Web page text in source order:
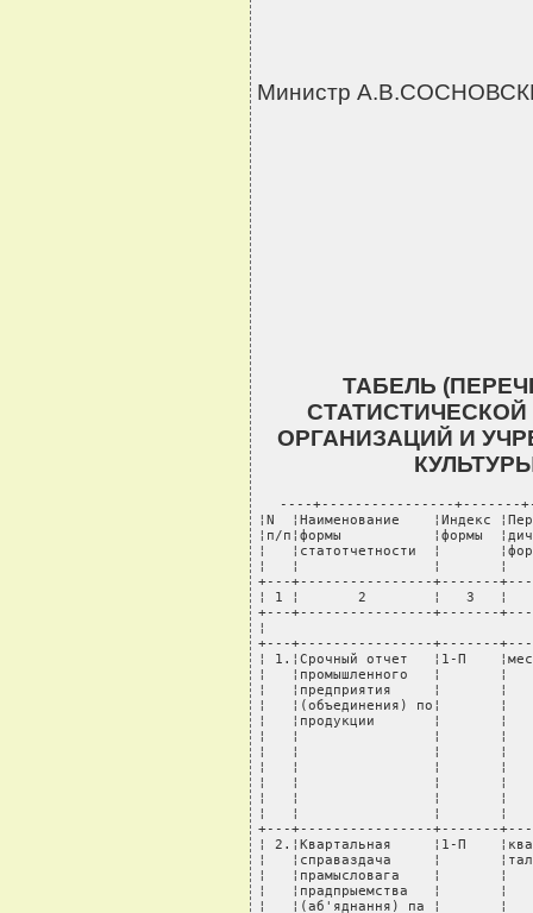
Министр
ТАБЕЛЬ
ОРГАНИЗАЦИЙ И
----+----------------+-------+--------+---------------+----------------------+-----
¦N  ¦Наименование    ¦Индекс ¦Перио-  ¦Кто            ¦Кому представляется   ¦Срок     ¦
¦п/п¦формы           ¦формы  ¦дичность¦представляет   ¦форма                 ¦предс-   ¦
¦   ¦статотчетности  ¦       ¦формы   ¦форму          ¦                      ¦тавления ¦
¦   ¦                ¦       ¦        ¦               ¦                      ¦формы    ¦
+---+----------------+-------+--------+---------------+----------------------+---------+
¦ 1 ¦       2        ¦   3   ¦   4    ¦       5       ¦          6           ¦    7    ¦
+---+----------------+-------+--------+---------------+----------------------+---------+
¦                                   Промышленность                                     ¦
+---+----------------+-------+--------+---------------+----------------------+---------+
¦ 1.¦Срочный отчет   ¦1-П    ¦месячная¦Промышленные   ¦1. Статистическому    ¦На 2-й   ¦
¦   ¦промышленного   ¦       ¦        ¦предприятия    ¦органу по указанию    ¦рабочий  ¦
¦   ¦предприятия     ¦       ¦        ¦всех форм      ¦областного (Минского  ¦день     ¦
¦   ¦(объединения) по¦       ¦        ¦собственности, ¦городского) управлений¦после    ¦
¦   ¦продукции       ¦       ¦        ¦кроме          ¦статистики            ¦отчетного¦
¦   ¦                ¦       ¦        ¦предприятий,   +----------------------+периода  ¦
¦   ¦                ¦       ¦        ¦составляющих   ¦2. Своей вышестоящей  ¦         ¦
¦   ¦                ¦       ¦        ¦форму 1-МП и   ¦организации           ¦         ¦
¦   ¦                ¦       ¦        ¦предприятий    ¦                      ¦         ¦
¦   ¦                ¦       ¦        ¦бытового       ¦                      ¦         ¦
¦   ¦                ¦       ¦        ¦обслуживания   ¦                      ¦         ¦
+---+----------------+-------+--------+---------------+----------------------+---------+
¦ 2.¦Квартальная     ¦1-П    ¦квар-   ¦Прамысловыя    ¦1. Абласному (Мiнскаму¦10-га    ¦
¦   ¦справаздача     ¦       ¦тальная ¦прадпрыемствы  ¦гарадскому) ўпраўленню¦чысла    ¦
¦   ¦прамысловага    ¦       ¦        ¦               ¦статыстыкi            ¦пасля    ¦
¦   ¦прадпрыемства   ¦       ¦        ¦               +----------------------+справа-  ¦
¦   ¦(аб'яднання) па ¦       ¦        ¦               ¦2. Сваёй вышэйстаячай ¦здачнага ¦
¦   ¦прадукцыi       ¦       ¦        ¦               ¦арганiзацыi           ¦перыяду  ¦
+---+----------------+-------+--------+---------------+----------------------+---------+
¦ 3.¦Гадавая         ¦1-П    ¦гадавая ¦Прамысловыя    ¦1. Абласному (Мiнскаму¦26       ¦
¦   ¦справаздача     ¦       ¦        ¦прадпрыемствы  ¦гарадскому) ўпраўленню¦студзеня ¦
¦   ¦прадпрыемства   ¦       ¦        ¦               ¦статыстыкi            ¦         ¦
¦   ¦(аб'яднання)    ¦       ¦        ¦               +----------------------+         ¦
¦   ¦па прадукцыi    ¦       ¦        ¦               ¦2. Сваёй вышэйстаячай ¦         ¦
¦   ¦                ¦       ¦        ¦               ¦арганiзацыi           ¦         ¦
+---+----------------+-------+--------+---------------+----------------------+---------+
¦ 4.¦Справаздача аб  ¦3-П    ¦квар-   ¦Непрамысловыя  ¦1. Абласному (Мiнскаму¦10-га    ¦
¦   ¦вытворчасцi     ¦       ¦тальная ¦арганiзацыi, на¦гарадскому) ўпраўленню¦чысла    ¦
¦   ¦прадукцыi       ¦       ¦        ¦балансе якiх   ¦статыстыкi            ¦пасля    ¦
¦   ¦падсобнымi      ¦       ¦        ¦знаходзяцца